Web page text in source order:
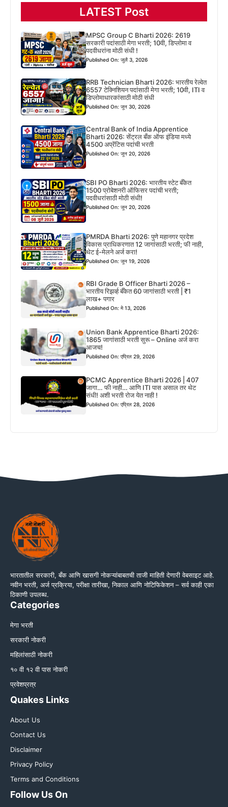
LATEST Post
MPSC Group C Bharti 2026: 2619
सरकारी पदांसाठी मेगा भरती; 10वी, डिप्लोमा व
पदवीधरांना मोठी संधी !
Published On: जुलै 3, 2026
RRB Technician Bharti 2026: भारतीय रेल्वेत
6557 टेक्निशियन पदांसाठी मेगा भरती; 10वी, ITI व
डिप्लोमाधारकांसाठी मोठी संधी
Published On: जून 30, 2026
Central Bank of India Apprentice
Bharti 2026: सेंट्रल बँक ऑफ इंडिया मध्ये
4500 अप्रेंटिस पदांची भरती
Published On: जून 20, 2026
SBI PO Bharti 2026: भारतीय स्टेट बँकेत
1500 प्रोबेशनरी ऑफिसर पदांची भरती;
पदवीधरांसाठी मोठी संधी!
Published On: जून 20, 2026
PMRDA Bharti 2026: पुणे महानगर प्रदेश
विकास प्राधिकरणात 12 जागांसाठी भरती; फी नाही,
थेट ई-मेलने अर्ज करा!
Published On: जून 19, 2026
RBI Grade B Officer Bharti 2026 –
भारतीय रिझर्व्ह बँकेत 60 जागांसाठी भरती | ₹1
लाख+ पगार
Published On: मे 13, 2026
Union Bank Apprentice Bharti 2026:
1865 जागांसाठी भरती सुरू – Online अर्ज करा
आजच!
Published On: एप्रिल 29, 2026
PCMC Apprentice Bharti 2026 | 407
जागा… फी नाही… आणि ITI पास असाल तर थेट
संधी! अशी भरती रोज येत नाही !
Published On: एप्रिल 28, 2026
भारतातील सरकारी, बँक आणि खासगी नोकऱ्यांबाबतची ताजी माहिती देणारी वेबसाइट आहे.
नवीन भरती, अर्ज प्रक्रिया, परीक्षा तारीखा, निकाल आणि नोटिफिकेशन – सर्व काही एका
ठिकाणी उपलब्ध.
Categories
मेगा भरती
सरकारी नोकरी
महिलांसाठी नोकरी
१० वी १२ वी पास नोकरी
प्रवेशप्रत्र
Quakes Links
About Us
Contact Us
Disclaimer
Privacy Policy
Terms and Conditions
Follow Us On